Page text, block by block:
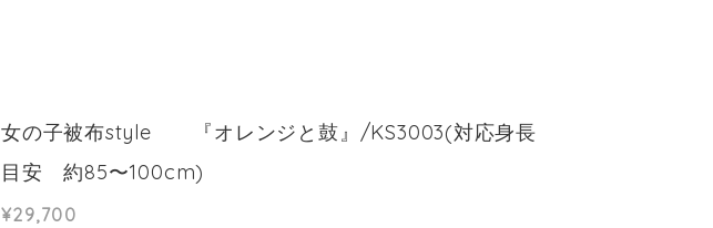
女の子被布style 『オレンジと鼓』/KS3003(対応身長
目安 約85〜100cm)
¥29,700